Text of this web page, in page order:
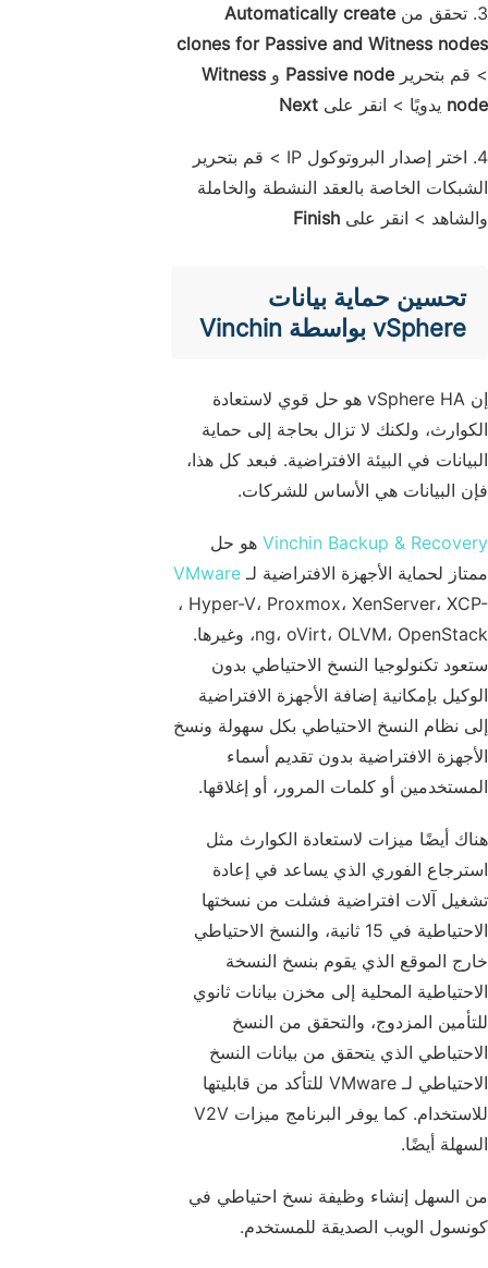
3. تحقق من
Automatically create
clones for Passive and Witness nodes
> قم بتحريرPassive node وWitness
node يدويًا > انقر على Next
4. اختر إصدار البروتوكول IP > قم بتحرير
الشبكات الخاصة بالعقد النشطة والخاملة
والشاهد > انقر على Finish
تحسين حماية بيانات
vSphere بواسطة Vinchin
إن vSphere HA هو حل قوي لاستعادة
الكوارث، ولكنك لا تزال بحاجة إلى حماية
البيانات في البيئة الافتراضية. فبعد كل هذا،
فإن البيانات هي الأساس للشركات.
Vinchin Backup & Recovery هو حل
ممتاز لحماية الأجهزة الافتراضية لـ VMware
، Hyper-V، Proxmox، XenServer، XCP-
ng، oVirt، OLVM، OpenStack، وغيرها.
ستعود تكنولوجيا النسخ الاحتياطي بدون
الوكيل بإمكانية إضافة الأجهزة الافتراضية
إلى نظام النسخ الاحتياطي بكل سهولة ونسخ
الأجهزة الافتراضية بدون تقديم أسماء
المستخدمين أو كلمات المرور، أو إغلاقها.
هناك أيضًا ميزات لاستعادة الكوارث مثل
استرجاع الفوري الذي يساعد في إعادة
تشغيل آلات افتراضية فشلت من نسختها
الاحتياطية في 15 ثانية، والنسخ الاحتياطي
خارج الموقع الذي يقوم بنسخ النسخة
الاحتياطية المحلية إلى مخزن بيانات ثانوي
للتأمين المزدوج، والتحقق من النسخ
الاحتياطي الذي يتحقق من بيانات النسخ
الاحتياطي لـ VMware للتأكد من قابليتها
للاستخدام. كما يوفر البرنامج ميزات V2V
السهلة أيضًا.
من السهل إنشاء وظيفة نسخ احتياطي في
كونسول الويب الصديقة للمستخدم.